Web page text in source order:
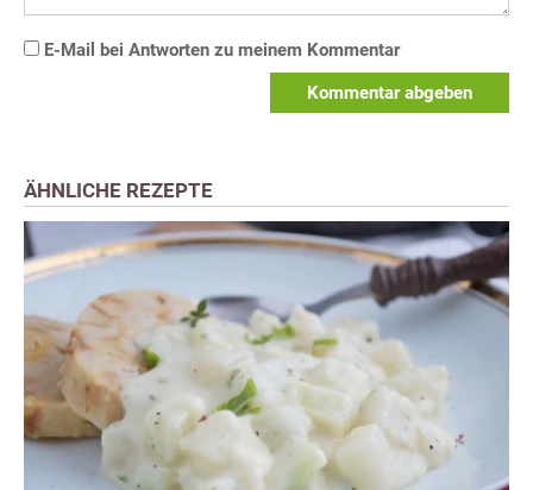
E-Mail bei Antworten zu meinem Kommentar
Kommentar abgeben
ÄHNLICHE REZEPTE